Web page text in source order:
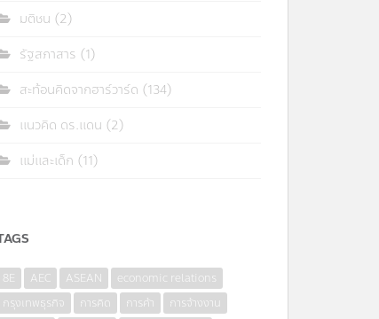
มติชน (2)
รัฐสภาสาร (1)
สะท้อนคิดจากฮาร์วาร์ด (134)
แนวคิด ดร.แดน (2)
แม่และเด็ก (11)
8E AEC ASEAN
economic relations
กรุงเทพธุรกิจ
การคิด การค้า
การจ้างงาน